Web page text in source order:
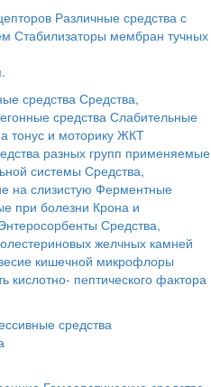
Различные средства с
Стабилизаторы мембран тучных
средства Средства,
средства Слабительные
тонус и моторику ЖКТ
разных групп применяемые
системы Средства,
на слизистую Ферментные
при болезни Крона и
Средства,
желчных камней
кишечной микрофлоры
кислотно- пептического фактора
средства